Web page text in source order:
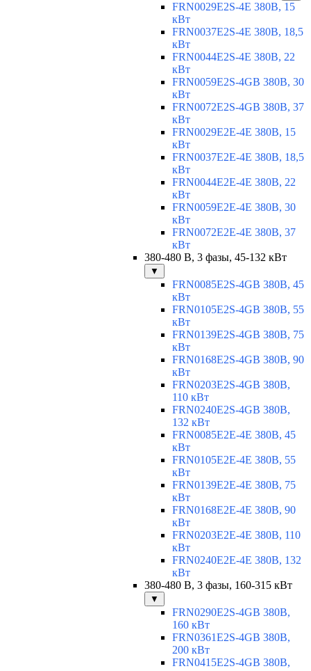
FRN0029E2S-4E 380В, 15
кВт
FRN0037E2S-4E 380В, 18,5
кВт
FRN0044E2S-4E 380В, 22
кВт
FRN0059E2S-4GB 380В, 30
кВт
FRN0072E2S-4GB 380В, 37
кВт
FRN0029E2E-4E 380В, 15
кВт
FRN0037E2E-4E 380В, 18,5
кВт
FRN0044E2E-4E 380В, 22
кВт
FRN0059E2E-4E 380В, 30
кВт
FRN0072E2E-4E 380В, 37
кВт
380-480 В, 3 фазы, 45-132 кВт
▼
FRN0085E2S-4GB 380В, 45
кВт
FRN0105E2S-4GB 380В, 55
кВт
FRN0139E2S-4GB 380В, 75
кВт
FRN0168E2S-4GB 380В, 90
кВт
FRN0203E2S-4GB 380В,
110 кВт
FRN0240E2S-4GB 380В,
132 кВт
FRN0085E2E-4E 380В, 45
кВт
FRN0105E2E-4E 380В, 55
кВт
FRN0139E2E-4E 380В, 75
кВт
FRN0168E2E-4E 380В, 90
кВт
FRN0203E2E-4E 380В, 110
кВт
FRN0240E2E-4E 380В, 132
кВт
380-480 В, 3 фазы, 160-315 кВт
▼
FRN0290E2S-4GB 380В,
160 кВт
FRN0361E2S-4GB 380В,
200 кВт
FRN0415E2S-4GB 380В,